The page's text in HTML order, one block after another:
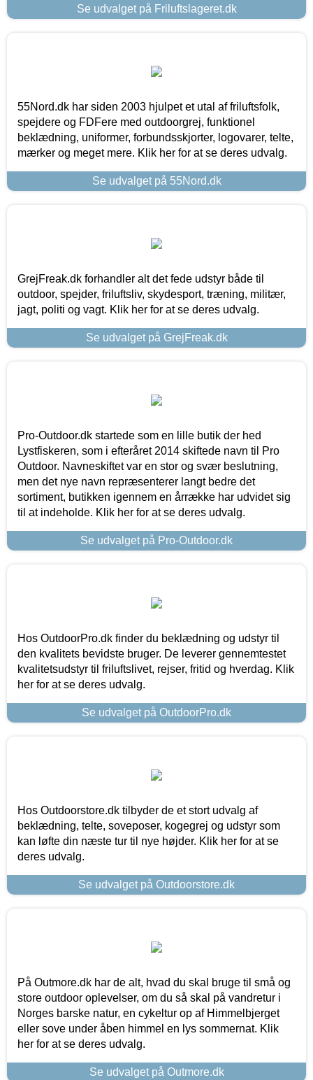
Se udvalget på Friluftslageret.dk
55Nord.dk har siden 2003 hjulpet et utal af friluftsfolk,
spejdere og FDFere med outdoorgrej, funktionel
beklædning, uniformer, forbundsskjorter, logovarer, telte,
mærker og meget mere. Klik her for at se deres udvalg.
Se udvalget på 55Nord.dk
GrejFreak.dk forhandler alt det fede udstyr både til
outdoor, spejder, friluftsliv, skydesport, træning, militær,
jagt, politi og vagt. Klik her for at se deres udvalg.
Se udvalget på GrejFreak.dk
Pro-Outdoor.dk startede som en lille butik der hed
Lystfiskeren, som i efteråret 2014 skiftede navn til Pro
Outdoor. Navneskiftet var en stor og svær beslutning,
men det nye navn repræsenterer langt bedre det
sortiment, butikken igennem en årrække har udvidet sig
til at indeholde. Klik her for at se deres udvalg.
Se udvalget på Pro-Outdoor.dk
Hos OutdoorPro.dk finder du beklædning og udstyr til
den kvalitets bevidste bruger. De leverer gennemtestet
kvalitetsudstyr til friluftslivet, rejser, fritid og hverdag. Klik
her for at se deres udvalg.
Se udvalget på OutdoorPro.dk
Hos Outdoorstore.dk tilbyder de et stort udvalg af
beklædning, telte, soveposer, kogegrej og udstyr som
kan løfte din næste tur til nye højder. Klik her for at se
deres udvalg.
Se udvalget på Outdoorstore.dk
På Outmore.dk har de alt, hvad du skal bruge til små og
store outdoor oplevelser, om du så skal på vandretur i
Norges barske natur, en cykeltur op af Himmelbjerget
eller sove under åben himmel en lys sommernat. Klik
her for at se deres udvalg.
Se udvalget på Outmore.dk